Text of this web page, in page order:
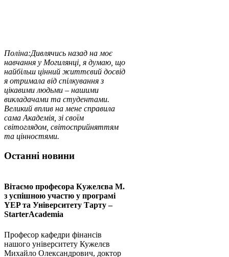
Поліна:Дивлячись назад на моє
навчання у Могилянці, я думаю, що
найбільш цінний життєвий досвід
я отримала від спілкування з
цікавими людьми – нашими
викладачами та студентами.
Великий вплив на мене справила
сама Академія, зі своїм
світоглядом, світосприйняттям
та цінностями.
Останні новини
Вітаємо професора Кужелєва М.
з успішною участю у програмі
YEP та Університету Тарту –
StarterAcademia
Професор кафедри фінансів
нашого університету Кужелєв
Михайло Олександрович, доктор